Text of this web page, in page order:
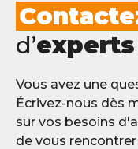
d’experts
Vous avez une
Écrivez-nous dès
sur vos besoins
de vous rencontrer